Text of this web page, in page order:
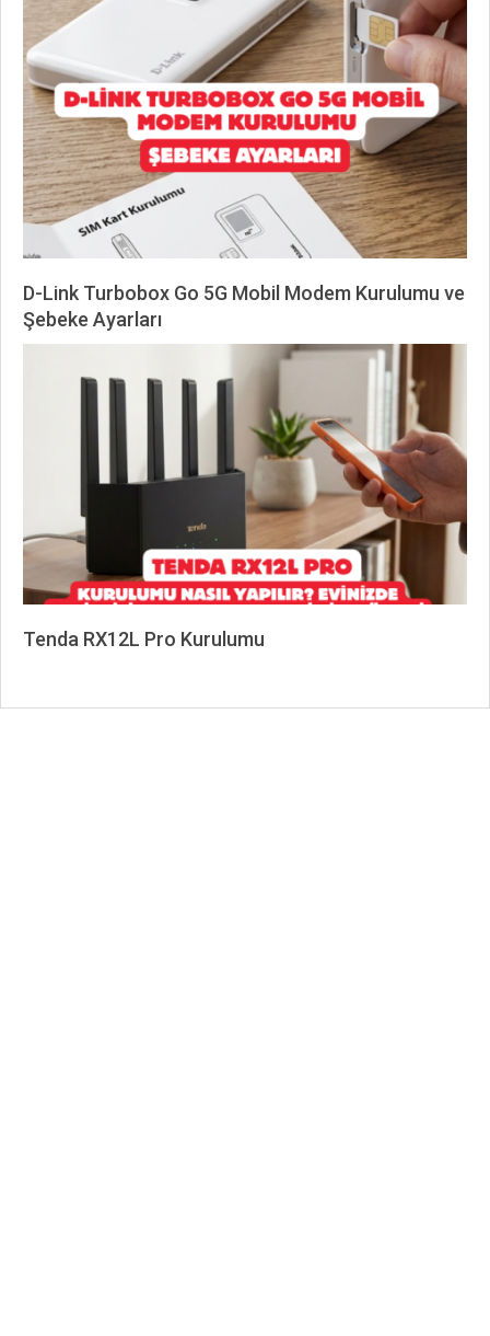
08-
04
D-Link Turbobox Go 5G Mobil Modem Kurulumu ve
Şebeke Ayarları
2026-
Tenda RX12L Pro Kurulumu